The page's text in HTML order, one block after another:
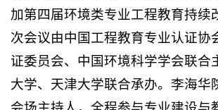
加第四届环境类专业工程教育持续
次会议由中国工程教育专业认证协
证委员会、中国环境科学学会联合
大学、天津大学联合承办。李海华